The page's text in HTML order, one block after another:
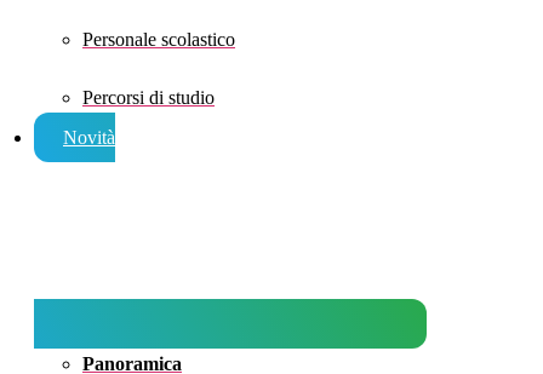
Personale scolastico
Percorsi di studio
Novità
Panoramica